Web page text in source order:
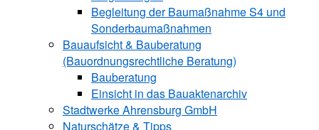
Begleitung der Baumaßnahme S4 und
Sonderbaumaßnahmen
Bauaufsicht & ­Bauberatung
(Bauordnungsrechtliche Beratung)
Bauberatung
Einsicht in das Bauaktenarchiv
Stadtwerke ­Ahrensburg GmbH
Naturschätze & Tipps